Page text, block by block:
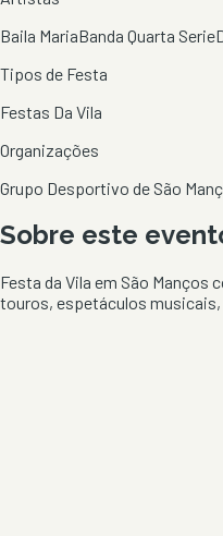
Baila MariaBanda Quarta Serie
Tipos de Festa
Festas Da Vila
Organizações
Grupo Desportivo de São
Sobre este
Festa da Vila em São Manços
touros, espetáculos